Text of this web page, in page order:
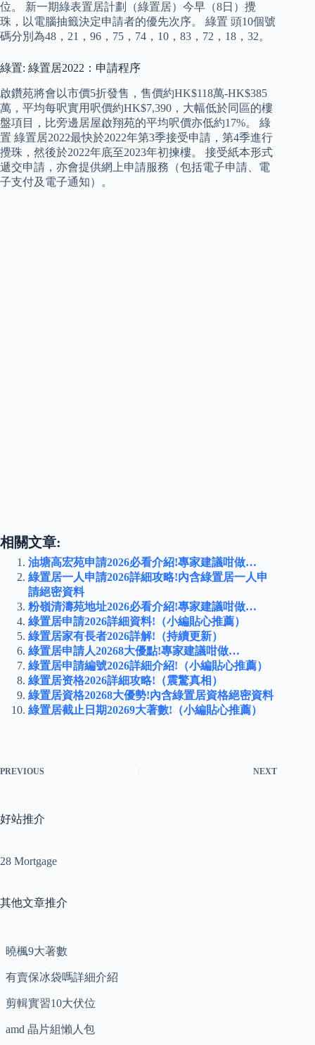
位。 新一期綠表置居計劃（綠置居）今早（8日）攪
珠，以電腦抽籤決定申請者的優先次序。 綠置 頭10個號
碼分別為48，21，96，75，74，10，83，72，18，32。
綠置: 綠置居2022：申請程序
啟鑽苑將會以市價5折發售，售價約HK$118萬-HK$385
萬，平均每呎實用呎價約HK$7,390，大幅低於同區的樓
盤項目，比旁邊居屋啟翔苑的平均呎價亦低約17%。 綠
置 綠置居2022最快於2022年第3季接受申請，第4季進行
攪珠，然後於2022年底至2023年初揀樓。 接受紙本形式
遞交申請，亦會提供網上申請服務（包括電子申請、電
子支付及電子通知）。
相關文章:
油塘高宏苑申請2026必看介紹!專家建議咁做…
綠置居一人申請2026詳細攻略!內含綠置居一人申
請絕密資料
粉嶺清濤苑地址2026必看介紹!專家建議咁做…
綠置居申請2026詳細資料!（小編貼心推薦）
綠置居家有長者2026詳解!（持續更新）
綠置居申請人20268大優點!專家建議咁做…
綠置居申請編號2026詳細介紹!（小編貼心推薦）
綠置居资格2026詳細攻略!（震驚真相）
綠置居資格20268大優勢!內含綠置居資格絕密資料
綠置居截止日期20269大著數!（小編貼心推薦）
PREVIOUS NEXT
好站推介
28 Mortgage
其他文章推介
曉楓9大著數
有賣保冰袋嗎詳細介紹
剪輯實習10大伏位
amd 晶片組懶人包